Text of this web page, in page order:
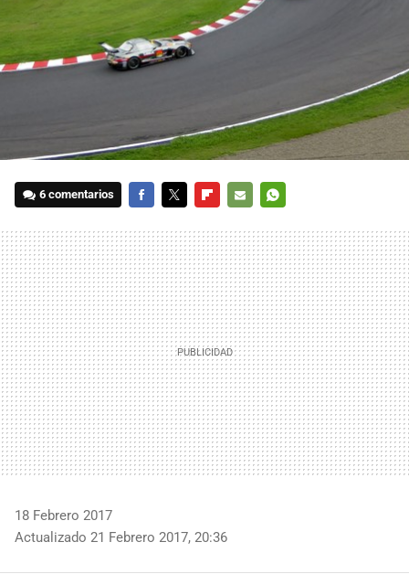
6 comentarios
MAIL
18 Febrero 2017
Actualizado 21 Febrero 2017, 20:36